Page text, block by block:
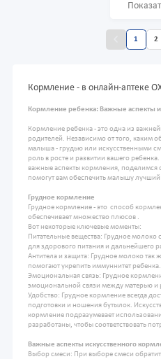
1 2
Кормление - в онлайн-аптеке
Кормление ребенка: Важные аспекты
Кормление ребенка - это одна из
родителей. Независимо от того, каким
малыша - грудью или искусственными
роль в росте и развитии вашего
важные аспекты кормления, поделимся
помогут вам обеспечить малышу лучший
Грудное кормление
Грудное кормление - это способ
обеспечивает множество плюсов .
Вот некоторые ключевые моменты:
Питательные вещества: Грудное молоко
для здорового питания и дальнейшего
Антитела и защита: Грудное молоко так
помогают укрепить иммуннитет ребенка.
Эмоциональная связь: Грудное
эмоциональной связи между матерью и
Удобство: Грудное кормление всегда
подготовки и ношения бутылок.
кормление подразумевает
разработаны, чтобы соответствовать
Важные аспекты искусственного
Выбор смеси: При выборе смеси